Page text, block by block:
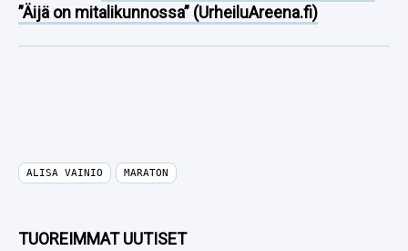
”Äijä on mitalikunnossa” (UrheiluAreena.fi)
ALISA VAINIO MARATON
TUOREIMMAT UUTISET